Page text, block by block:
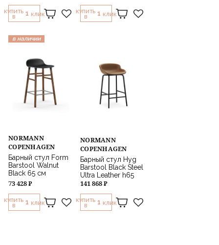
КУПИТЬ
В
1 КЛИК
КУПИТЬ
В
1 КЛИК
в наличии
NORMANN
COPENHAGEN
Барный стул Form
Barstool Walnut
Black 65 см
73 428 ₽
КУПИТЬ
В
1 КЛИК
NORMANN
COPENHAGEN
Барный стул Hyg
Barstool Black Steel
Ultra Leather h65
141 868 ₽
КУПИТЬ
В
1 КЛИК